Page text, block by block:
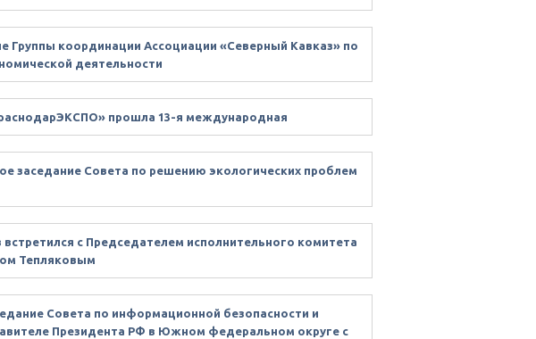
Группы координации Ассоциации «Северный Кавказ» по
деятельности
прошла 13-я международная
заседание Совета по решению экологических проблем
с Председателем исполнительного комитета
Тепляковым
Совета по информационной безопасности и
Президента РФ в Южном федеральном округе с